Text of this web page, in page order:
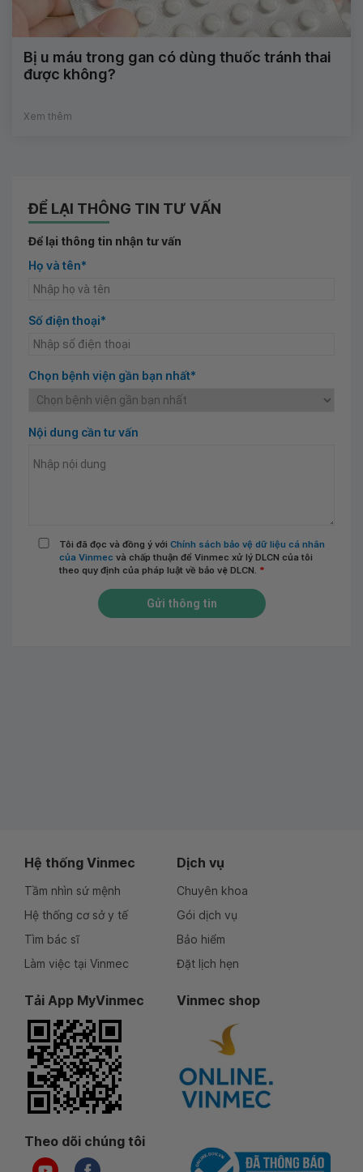
Bị u máu trong gan có dùng thuốc tránh thai
được không?
Xem thêm
ĐỂ LẠI THÔNG TIN TƯ VẤN
Để lại thông tin nhận tư vấn
Họ và tên*
Số điện thoại*
Chọn bệnh viện gần bạn nhất*
Nội dung cần tư vấn
Tôi đã đọc và đồng ý với Chính sách bảo vệ dữ liệu cá nhân
của Vinmec và chấp thuận để Vinmec xử lý DLCN của tôi
theo quy định của pháp luật về bảo vệ DLCN. *
Gửi thông tin
Hệ thống Vinmec
Tầm nhìn sứ mệnh
Hệ thống cơ sở y tế
Tìm bác sĩ
Làm việc tại Vinmec
Dịch vụ
Chuyên khoa
Gói dịch vụ
Bảo hiểm
Đặt lịch hẹn
Tải App MyVinmec Vinmec shop
Theo dõi chúng tôi